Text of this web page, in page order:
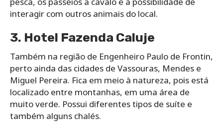
interagir com outros animais do local.
3. Hotel Fazenda Caluje
Também na região de Engenheiro Paulo de Frontin,
perto ainda das cidades de Vassouras, Mendes e
Miguel Pereira. Fica em meio à natureza, pois está
localizado entre montanhas, em uma área de
muito verde. Possui diferentes tipos de suíte e
também alguns chalés.